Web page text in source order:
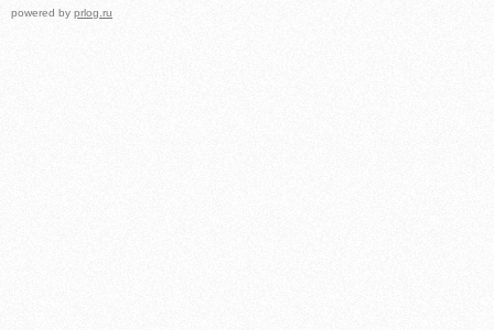
powered by prlog.ru